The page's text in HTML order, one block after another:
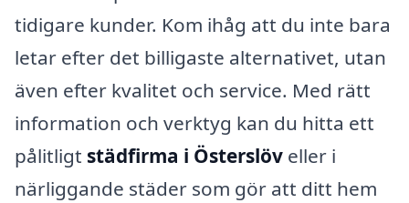
tidigare kunder. Kom ihåg att du inte bara
letar efter det billigaste alternativet, utan
även efter kvalitet och service. Med rätt
information och verktyg kan du hitta ett
pålitligt städfirma i Österslöv eller i
närliggande städer som gör att ditt hem